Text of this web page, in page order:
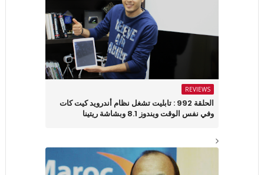
REVIEWS
الحلقة 992 : تابليت تشغل نظام أندرويد كيت كات
وفي نفس الوقت ويندوز 8.1 وبشاشة ريتينا